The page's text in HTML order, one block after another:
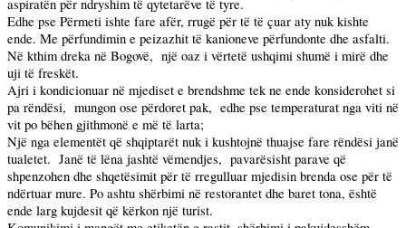
aspiratën për ndryshim të qytetarëve të tyre.
Edhe pse Përmeti ishte fare afër, rrugë për të të çuar aty nuk kishte
ende. Me përfundimin e peizazhit të kanioneve përfundonte dhe asfalti.
Në kthim dreka në Bogovë, një oaz i vërtetë ushqimi shumë i mirë dhe
uji të freskët.
Ajri i kondicionuar në mjediset e brendshme tek ne ende konsiderohet si
pa rëndësi, mungon ose përdoret pak, edhe pse temperaturat nga viti në
vit po bëhen gjithmonë e më të larta;
Një nga elementët që shqiptarët nuk i kushtojnë thuajse fare rëndësi janë
tualetet. Janë të lëna jashtë vëmendjes, pavarësisht parave që
shpenzohen dhe shqetësimit për të rregulluar mjedisin brenda ose për të
ndërtuar mure. Po ashtu shërbimi në restorantet dhe baret tona, është
ende larg kujdesit që kërkon një turist.